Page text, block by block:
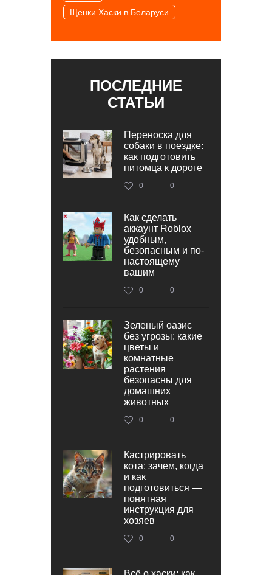
Щенки Хаски в Беларуси
ПОСЛЕДНИЕ
СТАТЬИ
Переноска для
собаки в поездке:
как подготовить
питомца к дороге
0 0
Как сделать
аккаунт Roblox
удобным,
безопасным и по-
настоящему
вашим
0 0
Зеленый оазис
без угрозы: какие
цветы и
комнатные
растения
безопасны для
домашних
животных
0 0
Кастрировать
кота: зачем, когда
и как
подготовиться —
понятная
инструкция для
хозяев
0 0